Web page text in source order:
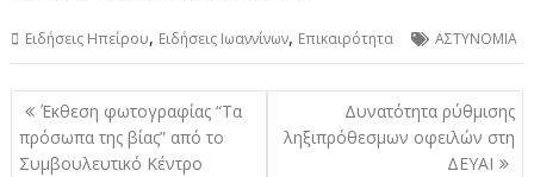
Ειδήσεις Ηπείρου, Ειδήσεις Ιωαννίνων, Επικαιρότητα ΑΣΤΥΝΟΜΙΑ
Πλοήγηση
άρθρων
Έκθεση φωτογραφίας “Τα
πρόσωπα της βίας” από το
Συμβουλευτικό Κέντρο
Δυνατότητα ρύθμισης
ληξιπρόθεσμων οφειλών στη
ΔΕΥΑΙ